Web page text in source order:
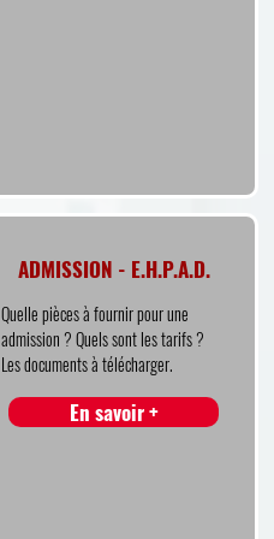
ADMISSION - E.H.P.A.D.
Quelle pièces à fournir pour une
admission ? Quels sont les tarifs ?
Les documents à télécharger.
En savoir +